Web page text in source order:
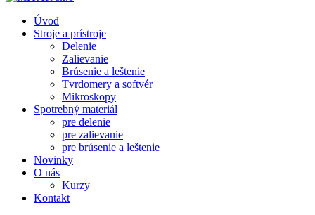
Úvod
Stroje a prístroje
Delenie
Zalievanie
Brúsenie a leštenie
Tvrdomery a softvér
Mikroskopy
Spotrebný materiál
pre delenie
pre zalievanie
pre brúsenie a leštenie
Novinky
O nás
Kurzy
Kontakt